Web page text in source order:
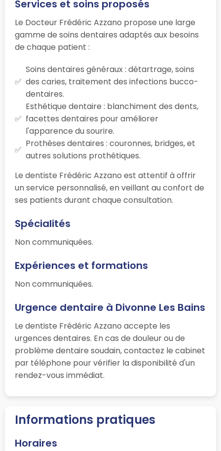
Services et soins proposés
Le Docteur Frédéric Azzano propose une large
gamme de soins dentaires adaptés aux besoins
de chaque patient :
Soins dentaires généraux : détartrage, soins
des caries, traitement des infections bucco-
dentaires.
Esthétique dentaire : blanchiment des dents,
facettes dentaires pour améliorer
l'apparence du sourire.
Prothèses dentaires : couronnes, bridges, et
autres solutions prothétiques.
Le dentiste Frédéric Azzano est attentif à offrir
un service personnalisé, en veillant au confort de
ses patients durant chaque consultation.
Spécialités
Non communiquées.
Expériences et formations
Non communiquées.
Urgence dentaire à Divonne Les Bains
Le dentiste Frédéric Azzano accepte les
urgences dentaires. En cas de douleur ou de
problème dentaire soudain, contactez le cabinet
par téléphone pour vérifier la disponibilité d'un
rendez-vous immédiat.
Informations pratiques
Horaires